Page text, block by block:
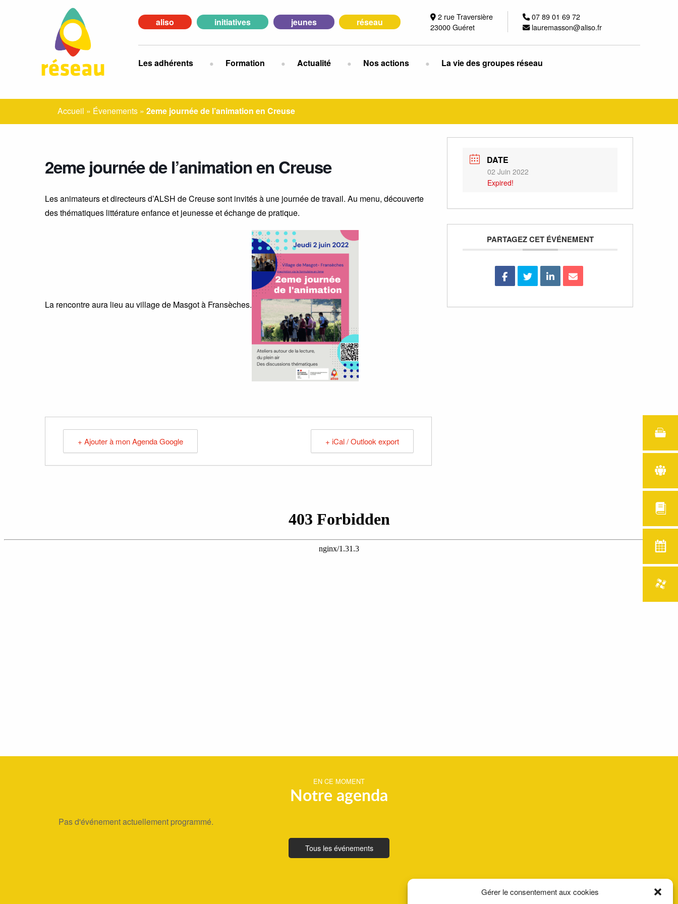
Gérer le consentement aux cookies
aliso initiatives jeunes réseau
2 rue Traversière
23000 Guéret
07 89 01 69 72
lauremasson@aliso.fr
Les adhérents Formation Actualité Nos actions La vie des groupes réseau
Accueil » Évenements »2eme journée de l’animation en Creuse
2eme journée de l’animation en Creuse
Les animateurs et directeurs d’ALSH de Creuse sont invités à une journée de travail. Au menu, découverte
des thématiques littérature enfance et jeunesse et échange de pratique.
La rencontre aura lieu au village de Masgot à Fransèches.
+ Ajouter à mon Agenda Google + iCal / Outlook export
DATE
02 Juin 2022
Expired!
PARTAGEZ CET ÉVÉNEMENT
EN CE MOMENT
Notre agenda
Pas d'événement actuellement programmé.
Tous les événements